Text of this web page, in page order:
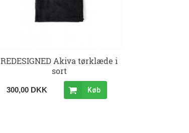
REDESIGNED Akiva tørklæde i
sort
300,00 DKK Køb